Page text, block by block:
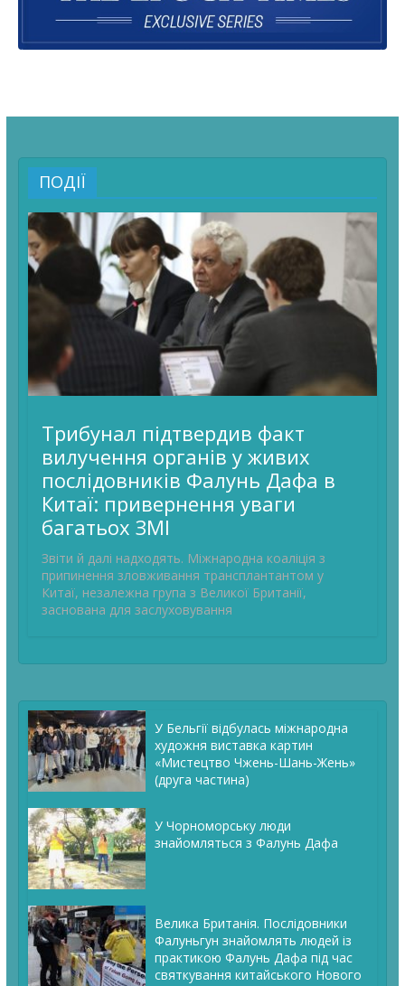
ПОДІЇ
Трибунал підтвердив факт
вилучення органів у живих
послідовників Фалунь Дафа в
Китаї: привернення уваги
багатьох ЗМІ
Звіти й далі надходять. Міжнародна коаліція з
припинення зловживання трансплантантом у
Китаї, незалежна група з Великої Британії,
заснована для заслуховування
У Бельгії відбулась міжнародна
художня виставка картин
«Мистецтво Чжень-Шань-Жень»
(друга частина)
У Чорноморську люди
знайомляться з Фалунь Дафа
Велика Британія. Послідовники
Фалуньгун знайомлять людей із
практикою Фалунь Дафа під час
святкування китайського Нового